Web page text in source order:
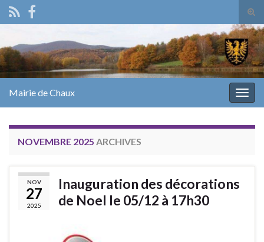
Mairie de Chaux
NOVEMBRE 2025 ARCHIVES
NOV
27
2025
Inauguration des décorations
de Noel le 05/12 à 17h30